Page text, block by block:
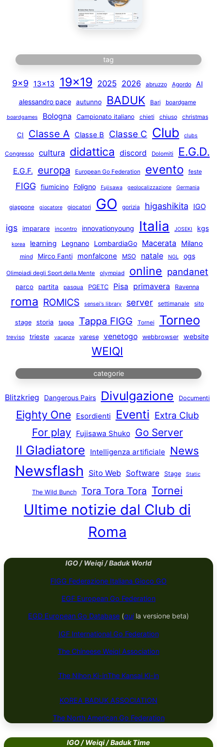
tag
9×9 13×13 19×19 2025 2026 abruzzo Agordo AI
alessandro pace autunno BADUK Bari boardgame
boardgames Bologna Campionato italiano chieti chiuso christmas
CI Classe A Classe B Classe C Club clubs
Congresso cultura didattica discord Dolomiti E.G.D.
E.G.F. europa European Go Federation evento feste
FIGG fiumicino Foligno Fujisawa geolocalizzazione Germania
giappone giocatore giocatori GO gorizia higashikita IGO
igs imparare incontro innovationyoung Italia JOSEKI kgs
korea learning Legnano LombardiaGo Macerata Milano
mind Mirco Fanti monfalcone MSO natale NGL ogs
Olimpiadi degli Sport della Mente olympiad online pandanet
parco partita pasqua PGETC Pisa primavera Ravenna
roma ROMICS sensei's library server settimanale sito
stage storia tappa Tappa FIGG Tornei Torneo
treviso trieste vacanze varese venetogo webbrowser website
WEIQI
categorie
Blitzkrieg Dangerous Pairs Divulgazione Documenti
Eighty One Esordienti Eventi Extra Club
For play Fujisawa Shuko Go Server
Il Gladiatore Intelligenza artificiale News
Newsflash Sito Web Software Stage Static
The Wild Bunch Tora Tora Tora Tornei
Ultime notizie dal Club di
Roma
IGO / Weiqi / Baduk World
FIGG Federazione Italiana Gioco GO
EGF European Go Federation
EGD European Go Database (quila versione beta)
IGF International Go Federation
The Chineese Weiqi Association
The Nihon Ki-inThe Kansai Ki-in
KOREA BADUK ​​​​ASSOCIATION
The North American Go Federation
IGO / Weiqi / Baduk Time